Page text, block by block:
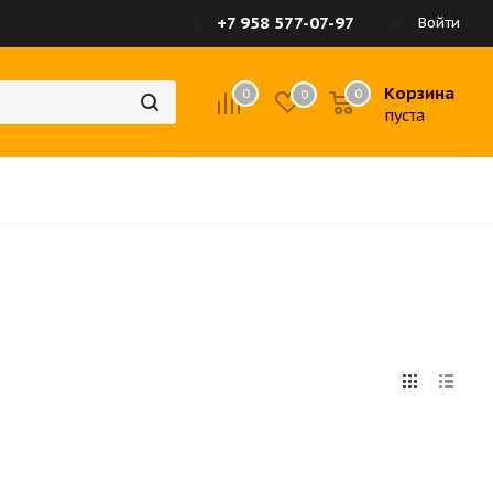
Войти
+7 958 577-07-97
0 0 Корзина
пуста
0